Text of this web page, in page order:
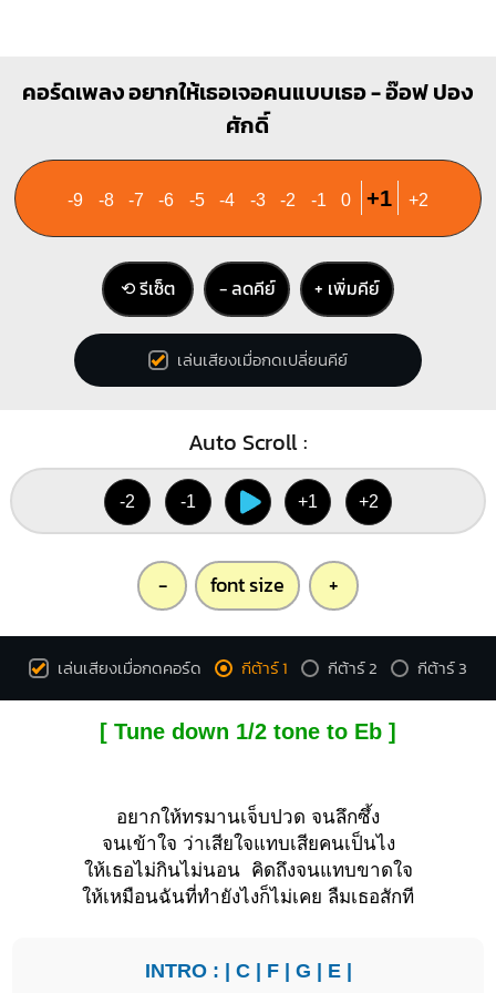
คอร์ดเพลง อยากให้เธอเจอคนแบบเธอ - อ๊อฟ ปอง
ศักดิ์
-9 -8 -7 -6 -5 -4 -3 -2 -1 0 +1 +2
⟲ รีเซ็ต − ลดคีย์ + เพิ่มคีย์
เล่นเสียงเมื่อกดเปลี่ยนคีย์
Auto Scroll :
-2 -1 +1 +2
- font size +
เล่นเสียงเมื่อกดคอร์ด กีต้าร์ 1 กีต้าร์ 2 กีต้าร์ 3
[ Tune down 1/2 tone to Eb ]
อยากให้ทรมานเจ็บปวด จนลึกซึ้ง
จนเข้าใจ ว่าเสียใจแทบเสียคนเป็นไง
ให้เธอไม่กินไม่นอน คิดถึงจนแทบขาดใจ
ให้เหมือนฉันที่ทำยังไงก็ไม่เคย ลืมเธอสักที
INTRO : | C| F| G | E|